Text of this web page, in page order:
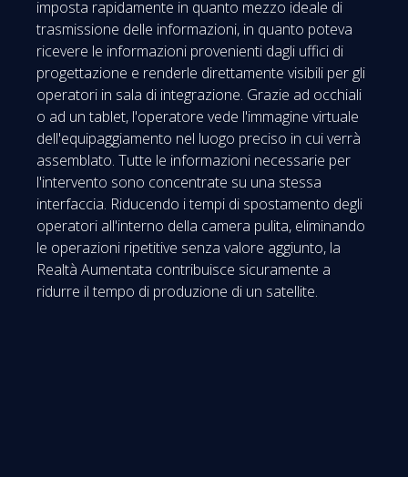
imposta rapidamente in quanto mezzo ideale di
trasmissione delle informazioni, in quanto poteva
ricevere le informazioni provenienti dagli uffici di
progettazione e renderle direttamente visibili per gli
operatori in sala di integrazione. Grazie ad occhiali
o ad un tablet, l'operatore vede l'immagine virtuale
dell'equipaggiamento nel luogo preciso in cui verrà
assemblato. Tutte le informazioni necessarie per
l'intervento sono concentrate su una stessa
interfaccia. Riducendo i tempi di spostamento degli
operatori all'interno della camera pulita, eliminando
le operazioni ripetitive senza valore aggiunto, la
Realtà Aumentata contribuisce sicuramente a
ridurre il tempo di produzione di un satellite.